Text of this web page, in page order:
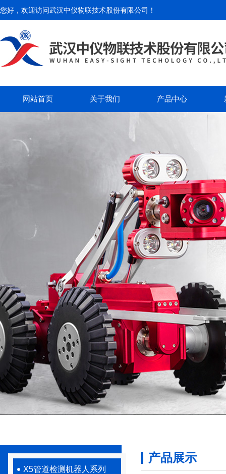
您好，欢迎访问武汉中仪物联技术股份有限公司 ！
网站首页 关于我们 产品中心
X5管道检测机器人系列
产品展示